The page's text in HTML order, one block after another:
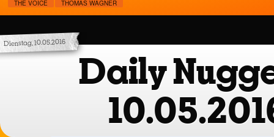
THE VOICE
THOMAS WAGNER
Dienstag, 10.05.2016
Daily